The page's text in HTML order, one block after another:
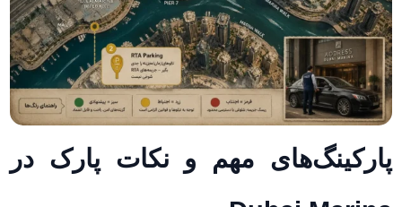
پارکینگ‌های مهم و نکات پارک در